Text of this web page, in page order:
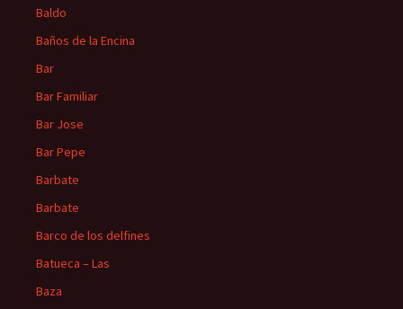
Baldo
Baños de la Encina
Bar
Bar Familiar
Bar Jose
Bar Pepe
Barbate
Barbate
Barco de los delfines
Batueca – Las
Baza